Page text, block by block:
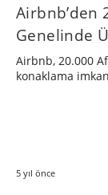
Airbnb’den
Genelinde
Airbnb, 20.000
konaklama
5 yıl önce